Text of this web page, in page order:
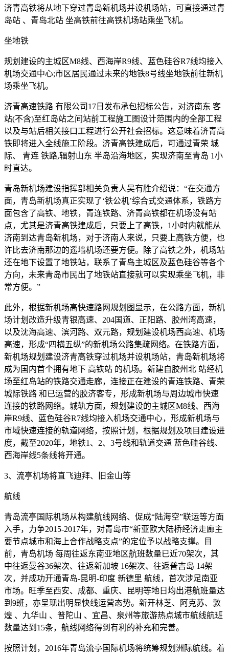
济青高铁将从地下穿过青岛新机场并设机场站，可直接通过青
岛站 、青岛北站 坐高铁前往高铁机场站乘坐飞机。
坐地铁
规划建设的主城区M8线、西海岸R9线、蓝色硅谷R7线均接入
机场交通中心;市区居民通过未来的地铁8号线坐地铁前往新机
场乘坐飞机。
济青高速铁路 有限公司17日发布承包招标公告，对济南东 客
站(不含)至红岛站之间站前工程施工图设计范围内的全部工程
以及与站后相关接口工程进行公开社会招标。这意味着济青高
铁即将进入全线施工阶段。济青高铁建成后，可通过青荣 城
际、 青连 铁路,辐射山东 半岛沿海地区，实现济南至青岛 1小
时直达。
青岛新机场建设指挥部相关负责人吴有胜介绍说：“在交通方
面，青岛新机场真正实现了‘铁公机’综合式交通体系，铁路方
面包含了高铁、地铁，青连铁路、济青高铁都在机场设有站
点，尤其是济青高铁建成后，只要上了高铁，1小时内就能从
济南到达青岛新机场，对于济南人来说，只要上高铁方便，也
许比去济南那边的遥墙机场还要方便。除了高铁之外，机场站
还在地下设置了地铁站，联系了青岛主城区及蓝色硅谷等各个
方向，未来青岛市民出了地铁站直接就可以实现乘坐飞机，非
常方便。”
此外，根据新机场高快速路网规划图显示，在公路方面，新机
场计划改造升级青银高速、204国道、正阳路、胶州湾高速，
以及沈海高速、滨河路、双元路，规划建设机场西高速、机场
高速，形成“四横五纵”的新机场公路集疏网络。在铁路方面，
新机场规划建设济青高铁穿过机场并设机场站，青岛新机场将
成为国内首个拥有地下 高铁站 的机场。新建自胶州北 站经机
场至红岛站的铁路交通走廊，连接正在建设的青连铁路、青荣
城际铁路 和已运营的胶济客专，形成新机场与周边城市快速
连接的铁路网络。城轨方面，规划建设的主城区M8线、西海
岸R9线、蓝色硅谷R7线均接入机场交通中心，形成新机场与
市域快速连接的轨道网络，按照计划，根据规划及项目建设进
度，截至2020年，地铁1、2、3号线和轨道交通 蓝色硅谷线、
西海岸线5条线将开通。
3、流亭机场将直飞迪拜、旧金山等
航线
青岛流亭国际机场从构建航线网络、促成“陆海空”联运等方面
入手，力争2015-2017年，对青岛市“新亚欧大陆桥经济走廊主
要节点城市和海上合作战略支点”的定位予以战略支撑。目
前，青岛机场 每周往返东南亚地区航班数量已近70架次，其
中往返曼谷36架次、往返新加坡 16架次、往返普吉岛 14架
次，并成功开通青岛-昆明-印度 新德里 航线，首次涉足南亚
市场。旺季至西安、成都、重庆、昆明等地日均出港航班量达
到9班，亦呈现出明显快线运营态势。新开林芝、阿克苏、敦
煌 、九华山 、普陀山 、宜昌、泉州等旅游热点城市航线航班
数量达到15条，航线网络得到有利的补充和完善。
按照计划，2016年青岛流亭国际机场将统筹规划洲际航线。着